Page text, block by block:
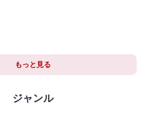
もっと見る
ジャンル